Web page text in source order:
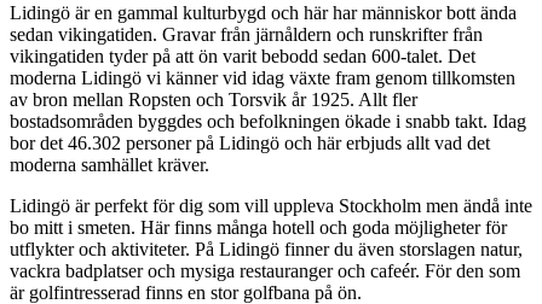
Lidingö är en gammal kulturbygd och här har människor bott ända
sedan vikingatiden. Gravar från järnåldern och runskrifter från
vikingatiden tyder på att ön varit bebodd sedan 600-talet. Det
moderna Lidingö vi känner vid idag växte fram genom tillkomsten
av bron mellan Ropsten och Torsvik år 1925. Allt fler
bostadsområden byggdes och befolkningen ökade i snabb takt. Idag
bor det 46.302 personer på Lidingö och här erbjuds allt vad det
moderna samhället kräver.
Lidingö är perfekt för dig som vill uppleva Stockholm men ändå inte
bo mitt i smeten. Här finns många hotell och goda möjligheter för
utflykter och aktiviteter. På Lidingö finner du även storslagen natur,
vackra badplatser och mysiga restauranger och cafeér. För den som
är golfintresserad finns en stor golfbana på ön.